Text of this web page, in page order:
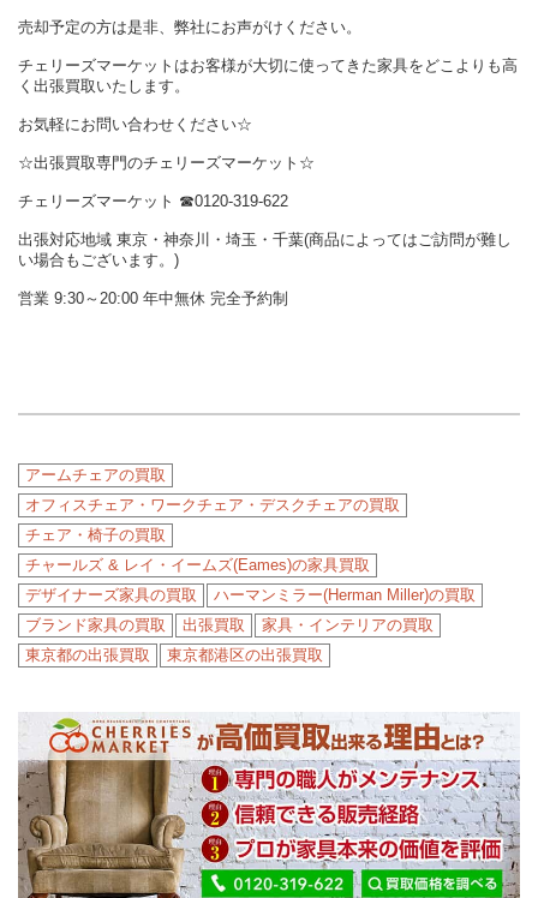
売却予定の方は是非、弊社にお声がけください。
チェリーズマーケットはお客様が大切に使ってきた家具をどこよりも高
く出張買取いたします。
お気軽にお問い合わせください☆
☆出張買取専門のチェリーズマーケット☆
チェリーズマーケット ☎︎0120-319-622
出張対応地域 東京・神奈川・埼玉・千葉(商品によってはご訪問が難し
い場合もございます。)
営業 9:30～20:00 年中無休 完全予約制
アームチェアの買取
オフィスチェア・ワークチェア・デスクチェアの買取
チェア・椅子の買取
チャールズ & レイ・イームズ(Eames)の家具買取
デザイナーズ家具の買取
ハーマンミラー(Herman Miller)の買取
ブランド家具の買取
出張買取
家具・インテリアの買取
東京都の出張買取
東京都港区の出張買取